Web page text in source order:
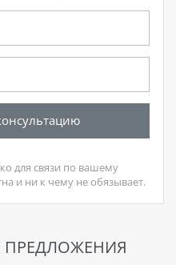
для связи по вашему
и ни к чему не обязывает.